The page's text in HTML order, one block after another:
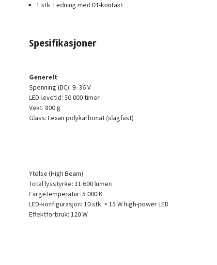
1 stk.Ledning med DT-kontakt
Spesifikasjoner
Generelt
Spenning (DC): 9–36 V
LED-levetid: 50 000 timer
Vekt: 800 g
Glass: Lexan polykarbonat (slagfast)
Ytelse (High Beam)
Total lysstyrke: 11 600 lumen
Fargetemperatur: 5 000 K
LED-konfigurasjon: 10 stk. × 15 W high-power LED
Effektforbruk: 120 W